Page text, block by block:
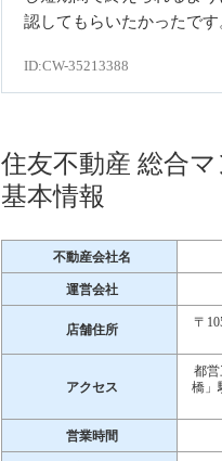
認してもらいたかったです
ID:CW-35213388
住友不動産 総合
基本情報
不動産会社名
運営会社
店舗住所
〒
アクセス
都
橋」
営業時間